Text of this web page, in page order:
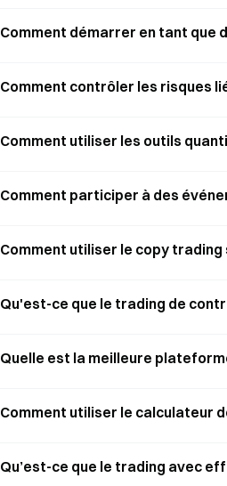
Comment démarrer en tant que
Comment contrôler les risques
Comment utiliser les outils
Comment participer à des
Comment utiliser le copy
Qu'est-ce que le trading de
Quelle est la meilleure
Comment utiliser le calculateur
Qu’est-ce que le trading avec